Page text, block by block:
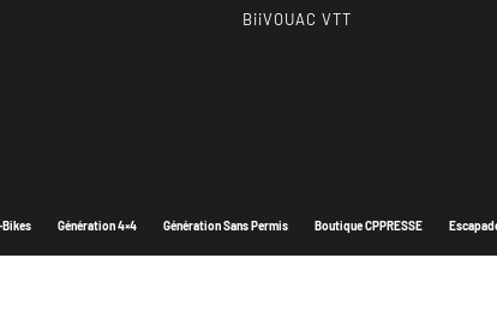
BiiVOUAC VTT
Génération 4×4 Génération Sans Permis Boutique CPPRESSE